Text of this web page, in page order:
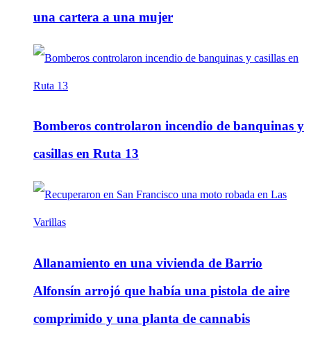
una cartera a una mujer
Bomberos controlaron incendio de banquinas y
casillas en Ruta 13
Allanamiento en una vivienda de Barrio
Alfonsín arrojó que había una pistola de aire
comprimido y una planta de cannabis